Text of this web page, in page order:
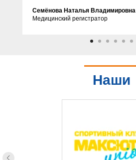
Семёнова Наталья Владимировна
Медицинский регистратор
Наши